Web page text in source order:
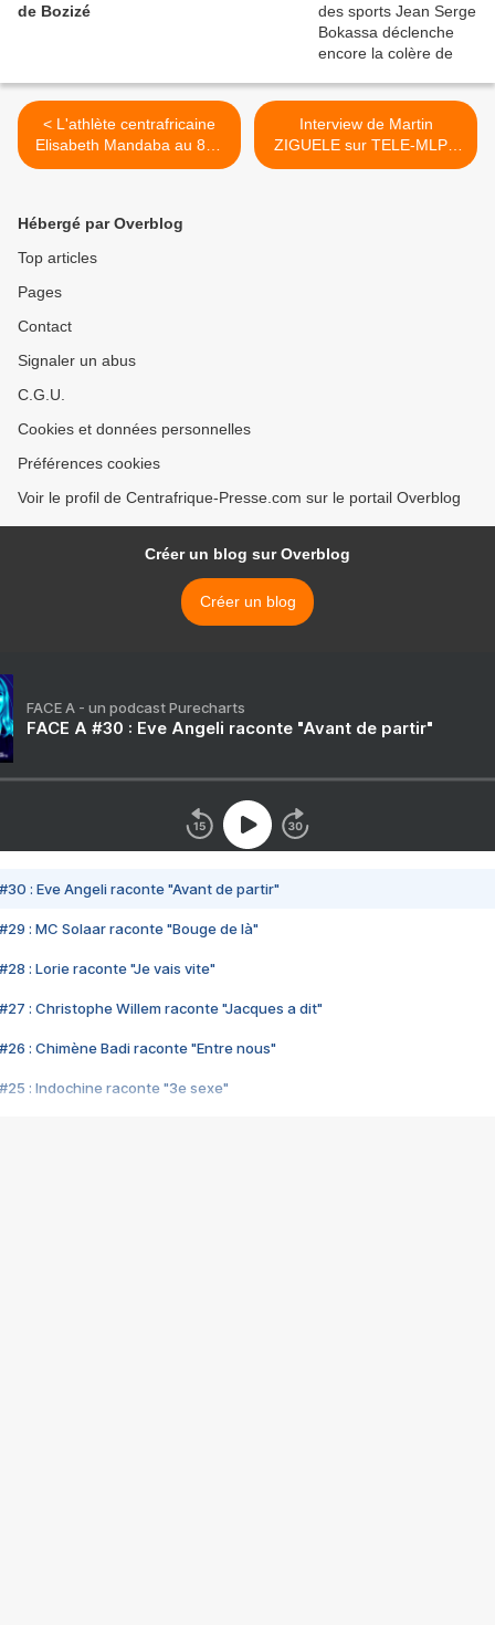
de Bozizé
< L'athlète centrafricaine
Elisabeth Mandaba au 800
m des JO à Londres : Voir
Interview de Martin
ZIGUELE sur TELE-MLPC
>
Hébergé par Overblog
Top articles
Pages
Contact
Signaler un abus
C.G.U.
Cookies et données personnelles
Préférences cookies
Voir le profil de Centrafrique-Presse.com sur le portail Overblog
Créer un blog sur Overblog
Créer un blog
FACE A - un podcast Purecharts
FACE A #30 : Eve Angeli raconte "Avant de partir"
#30 : Eve Angeli raconte "Avant de partir"
#29 : MC Solaar raconte "Bouge de là"
#28 : Lorie raconte "Je vais vite"
#27 : Christophe Willem raconte "Jacques a dit"
#26 : Chimène Badi raconte "Entre nous"
#25 : Indochine raconte "3e sexe"